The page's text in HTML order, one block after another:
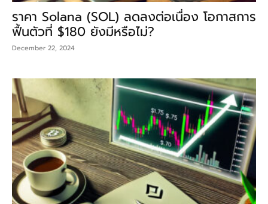
ราคา Solana (SOL) ลดลงต่อเนื่อง โอกาสการ
ฟื้นตัวที่ $180 ยังมีหรือไม่?
December 22, 2024